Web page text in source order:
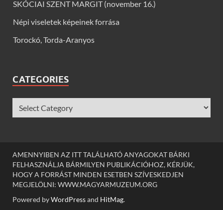
SKÓCIAI SZENT MARGIT (november 16.)
Népi viseletek képeinek forrása
Torockó, Torda-Aranyos
CATEGORIES
AMENNYIBEN AZ ITT TALÁLHATÓ ANYAGOKAT BÁRKI
FELHASZNÁLJA BÁRMILYEN PUBLIKÁCIÓHOZ, KÉRJÜK,
HOGY A FORRÁST MINDEN ESETBEN SZÍVESKEDJEN
MEGJELÖLNI: WWW.MAGYARMUZEUM.ORG
Powered byWordPressand HitMag.